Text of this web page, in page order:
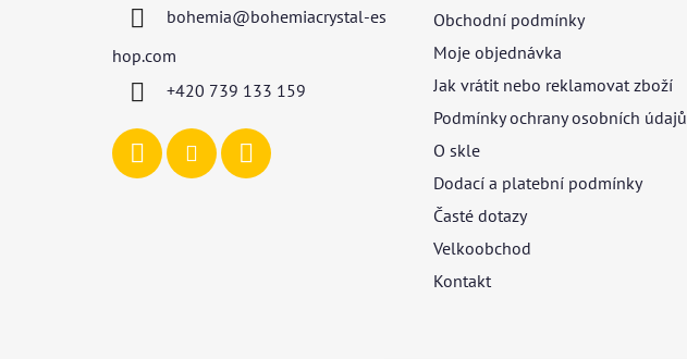
bohemia@bohemiacrystal-es
hop.com
+420 739 133 159
Obchodní podmínky
Moje objednávka
Jak vrátit nebo reklamovat zboží
Podmínky ochrany osobních údajů
O skle
Dodací a platební podmínky
Časté dotazy
Velkoobchod
Kontakt